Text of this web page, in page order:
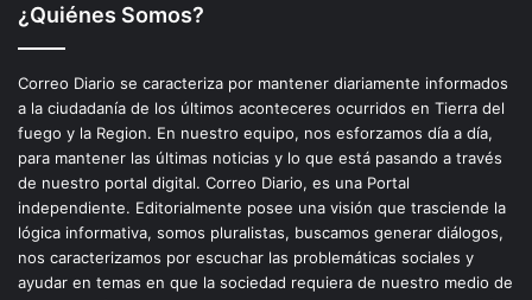
¿Quiénes Somos?
Correo Diario se caracteriza por mantener diariamente informados
a la ciudadanía de los últimos aconteceres ocurridos en Tierra del
fuego y la Region. En nuestro equipo, nos esforzamos día a día,
para mantener las últimas noticias y lo que está pasando a través
de nuestro portal digital. Correo Diario, es una Portal
independiente. Editorialmente posee una visión que trasciende la
lógica informativa, somos pluralistas, buscamos generar diálogos,
nos caracterizamos por escuchar las problemáticas sociales y
ayudar en temas en que la sociedad requiera de nuestro medio de